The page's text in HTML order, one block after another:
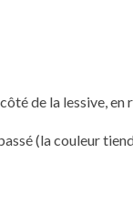
de la lessive, en
(la couleur